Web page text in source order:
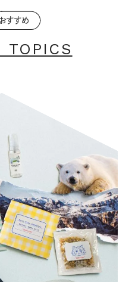
すすめ
TOPICS